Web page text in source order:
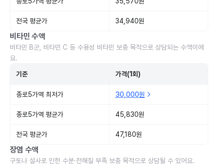
전국 평균가 34,940원
비타민 수액
비타민 B군, 비타민 C 등 수용성 비타민 보충 목적으로 상담되는 수액이에
요.
기준 가격(1회)
종로5가역 최저가 30,000원
종로5가역 평균가 45,830원
전국 평균가 47,180원
장염 수액
구토나 설사로 인한 수분·전해질 부족 보충 목적으로 상담될 수 있어요.